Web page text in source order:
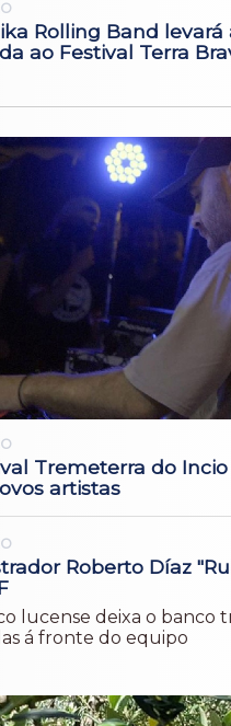
Rolling Band levará
ao Festival Terra
Tremeterra do
artistas
Roberto Díaz
lucense deixa o banco
á fronte do equipo